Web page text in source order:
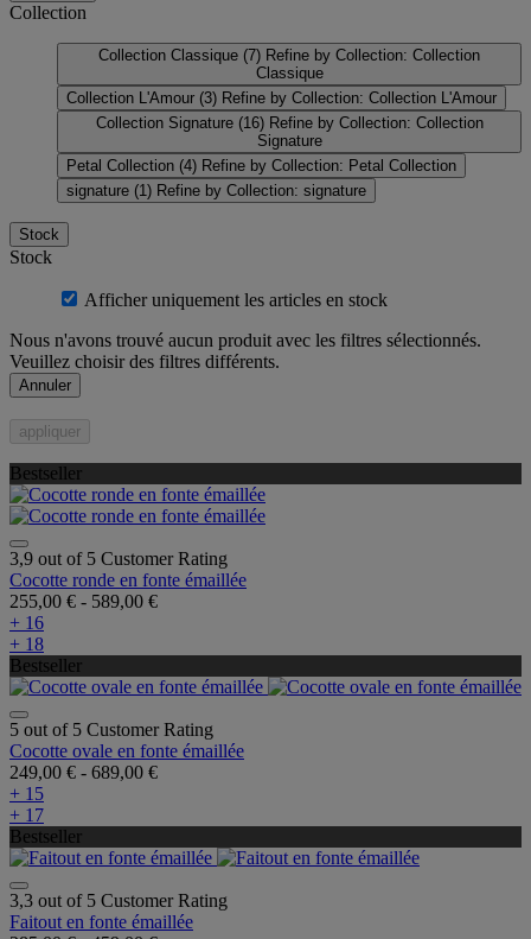
Collection
Collection Classique (7) Refine by Collection: Collection
Classique
Collection L'Amour (3) Refine by Collection: Collection L'Amour
Collection Signature (16) Refine by Collection: Collection
Signature
Petal Collection (4) Refine by Collection: Petal Collection
signature (1) Refine by Collection: signature
Stock
Stock
Afficher uniquement les articles en stock
Nous n'avons trouvé aucun produit avec les filtres sélectionnés.
Veuillez choisir des filtres différents.
Annuler
appliquer
Bestseller
3,9 out of 5 Customer Rating
Cocotte ronde en fonte émaillée
255,00 € - 589,00 €
+ 16
+ 18
Bestseller
5 out of 5 Customer Rating
Cocotte ovale en fonte émaillée
249,00 € - 689,00 €
+ 15
+ 17
Bestseller
3,3 out of 5 Customer Rating
Faitout en fonte émaillée